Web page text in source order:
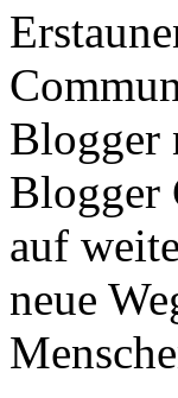
Blogger
Blogger
auf
neue